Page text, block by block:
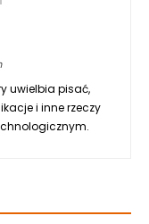
uwielbia pisać,
i inne rzeczy